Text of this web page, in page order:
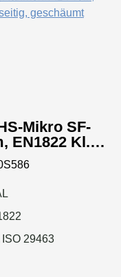
EN1822 Kl.
ISO 29463